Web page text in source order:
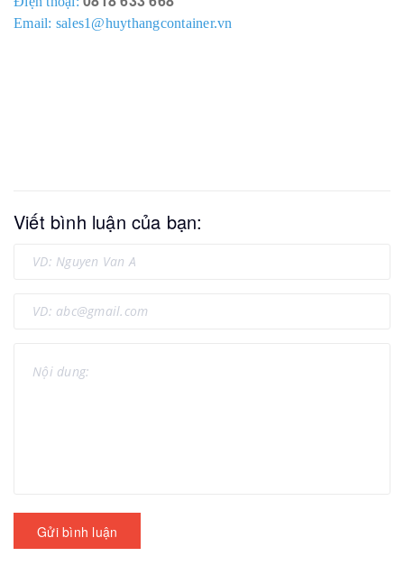
Email: sales1@huythangcontainer.vn
Viết bình luận của bạn:
Gửi bình luận